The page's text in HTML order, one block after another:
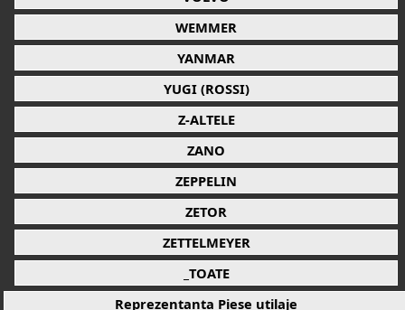
WEMMER
YANMAR
YUGI (ROSSI)
Z-ALTELE
ZANO
ZEPPELIN
ZETOR
ZETTELMEYER
_TOATE
Reprezentanta Piese utilaje